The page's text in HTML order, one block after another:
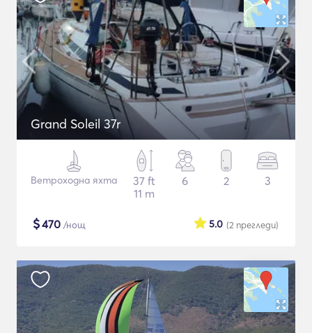
Grand Soleil 37r
Ветроходна яхта
37 ft
11 m
6 2 3
$470 /нощ (2 прегледи)
5.0